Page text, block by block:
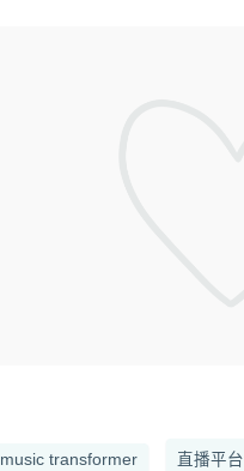
music transformer 直播平台